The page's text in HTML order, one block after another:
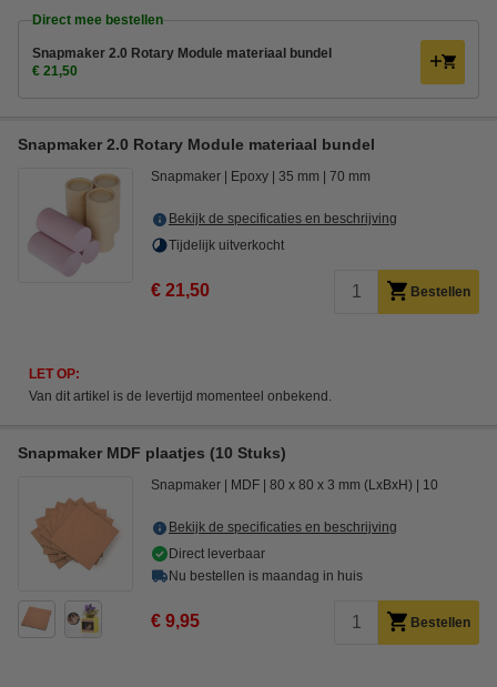
Direct mee bestellen
Snapmaker 2.0 Rotary Module materiaal bundel
€ 21,50
Snapmaker 2.0 Rotary Module materiaal bundel
Snapmaker Epoxy 35 mm 70 mm
Bekijk de specificaties en beschrijving
Tijdelijk uitverkocht
€ 21,50 Bestellen
LET OP:
Van dit artikel is de levertijd momenteel onbekend.
Snapmaker MDF plaatjes (10 Stuks)
Snapmaker MDF 80 x 80 x 3 mm (LxBxH) 10
Bekijk de specificaties en beschrijving
Direct leverbaar
Nu bestellen is maandag in huis
€ 9,95 Bestellen